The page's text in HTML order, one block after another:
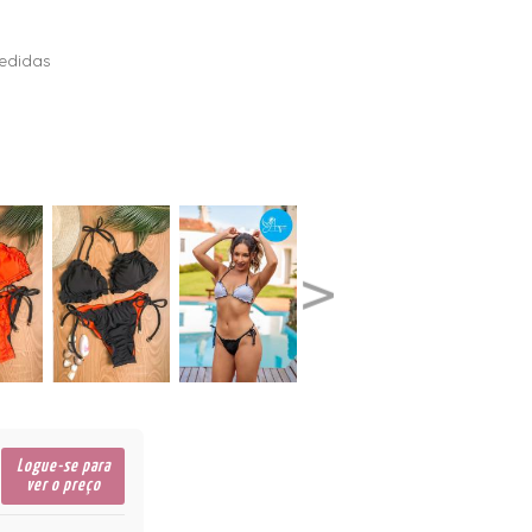
Logue-se para
ver o preço